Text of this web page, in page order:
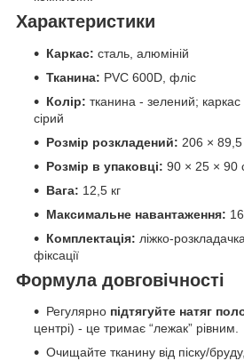
Характеристики
Каркас: сталь, алюміній
Тканина: PVC 600D, фліс
Колір: тканина - зелений;
сірий
Розмір розкладений: 206 ×
Розмір в упаковці: 90 × 25 × 90
Вага: 12,5 кг
Максимальне навантаження:
Комплектація: ліжко-
фіксації
Формула довговічності
Регулярно підтягуйте натяг
центрі) - це тримає “лежак” рівним.
Очищайте тканину від піску/бруду,